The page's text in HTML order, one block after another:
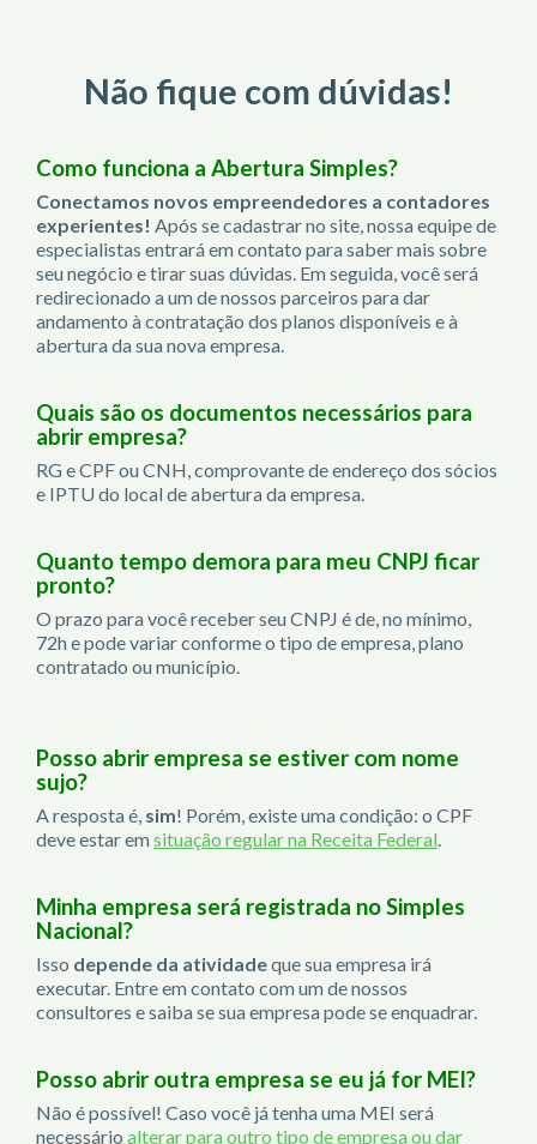
Não fique com dúvidas!
Como funciona a Abertura Simples?
Conectamos novos empreendedores a contadores
experientes! Após se cadastrar no site, nossa equipe de
especialistas entrará em contato para saber mais sobre
seu negócio e tirar suas dúvidas. Em seguida, você será
redirecionado a um de nossos parceiros para dar
andamento à contratação dos planos disponíveis e à
abertura da sua nova empresa.
Quais são os documentos necessários para
abrir empresa?
RG e CPF ou CNH, comprovante de endereço dos sócios
e IPTU do local de abertura da empresa.
Quanto tempo demora para meu CNPJ ficar
pronto?
O prazo para você receber seu CNPJ é de, no mínimo,
72h e pode variar conforme o tipo de empresa, plano
contratado ou município.
Posso abrir empresa se estiver com nome
sujo?
A resposta é, sim! Porém, existe uma condição: o CPF
deve estar emsituação regular na Receita Federal.
Minha empresa será registrada no Simples
Nacional?
Isso depende da atividadeque sua empresa irá
executar. Entre em contato com um de nossos
consultores e saiba se sua empresa pode se enquadrar.
Posso abrir outra empresa se eu já for MEI?
Não é possível! Caso você já tenha uma MEI será
necessário alterar para outro tipo de empresa ou dar